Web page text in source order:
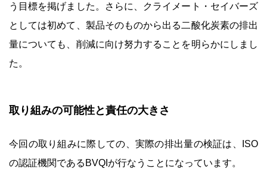
う目標を掲げました。さらに、クライメート・セイバーズ
としては初めて、製品そのものから出る二酸化炭素の排出
量についても、削減に向け努力することを明らかにしまし
た。
取り組みの可能性と責任の大きさ
今回の取り組みに際しての、実際の排出量の検証は、ISO
の認証機関であるBVQIが行なうことになっています。